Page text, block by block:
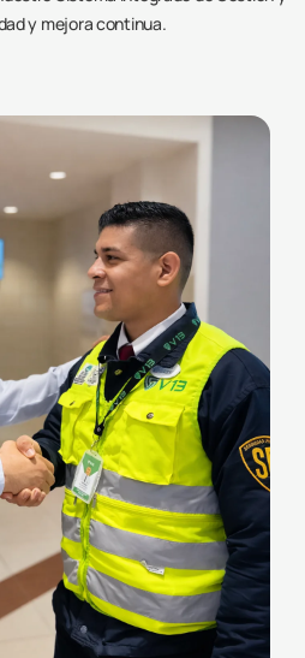
y mejora continua.